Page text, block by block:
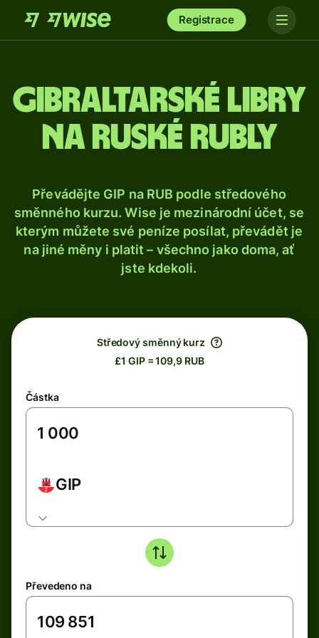
Registrace
Gibraltarské libry
na ruské rubly
Převádějte GIP na RUB podle středového
směnného kurzu. Wise je mezinárodní účet, se
kterým můžete své peníze posílat, převádět je
na jiné měny i platit – všechno jako doma, ať
jste kdekoli.
Středový směnný kurz
£1 GIP = 109,9 RUB
Částka
GIP
Převedeno na